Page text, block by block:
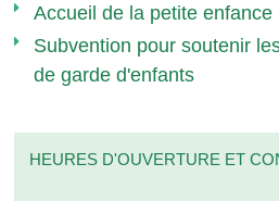
Accueil de la petite enfance
Subvention pour soutenir
de garde d'enfants
HEURES D'OUVERTURE ET